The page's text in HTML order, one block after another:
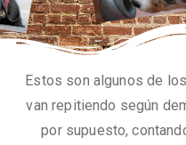
Estos son algunos de
van repitiendo según
por supuesto,